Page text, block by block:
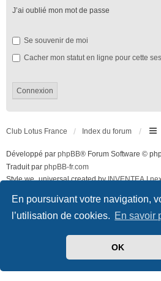
En poursuivant votre navigation,
l’utilisation de cookies. En savoir
OK
J’ai oublié mon mot de passe
Se souvenir de moi
Cacher mon statut en ligne pour cette
Club Lotus France Index du forum
Développé par phpBB® Forum Software ©
Traduit par phpBB-fr.com
Style we_universal created byINVENTEA|